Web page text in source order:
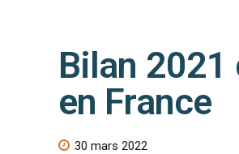
Bilan 2021
en France
30 mars 2022